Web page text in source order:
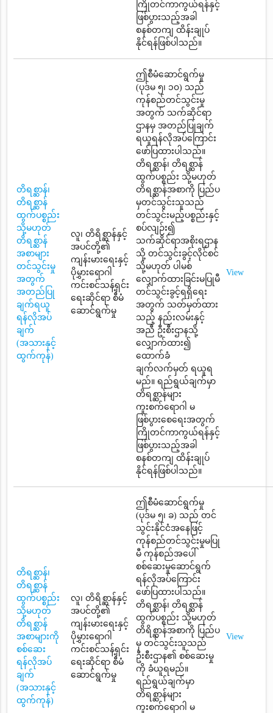
ကြိုတင်ကာကွယ်ရန်နှင့်
ဖြစ်ပွားသည့်အခါ
စနစ်တကျ ထိန်းချုပ်
နိုင်ရန်ဖြစ်ပါသည်။
တိရစ္ဆာန်၊
တိရစ္ဆာန်
ထွက်ပစ္စည်း
သို့မဟုတ်
တိရစ္ဆာန်
အစာများ
တင်သွင်းမှု
အတွက်
အတည်ပြု
ချက်ရယူ
ရန်လိုအပ်
ချက်
(အသားနှင့်
ထွက်ကုန်)
လူ၊ တိရိစ္ဆာန်နှင့်
အပင်တို့၏
ကျန်းမားရေးနှင့်
ပိုမွှားရောဂါ
ကင်းစင်သန့်ရှင်း
ရေးဆိုင်ရာ စီမံ
ဆောင်ရွက်မှု
ဤစီမံဆောင်ရွက်မှု
(ပုဒ်မ ၅၊ ၁၀) သည်
ကုန်စည်တင်သွင်းမှု
အတွက် သက်ဆိုင်ရာ
ဌာနမှ အတည်ပြုချက်
ရယူရန်လိုအပ်ကြောင်း
ဖော်ပြထားပါသည်။
တိရစ္ဆာန်၊ တိရစ္ဆာန်
ထွက်ပစ္စည်း သို့မဟုတ်
တိရစ္ဆာန်အစာကို ပြည်ပ
မှတင်သွင်းသူသည်
တင်သွင်းမည့်ပစ္စည်းနှင့်
စပ်လျဉ်း၍
သက်ဆိုင်ရာအစိုးရဌာန
သို့ တင်သွင်းခွင့်လိုင်စင်
သို့မဟုတ် ပါမစ်
လျှောက်ထားခြင်းမပြုမီ
တင်သွင်းခွင့်ရရှိရေး
အတွက် သတ်မှတ်ထား
သည့် နည်းလမ်းနှင့်
အညီ ဦးစီးဌာနသို့
လျှောက်ထား၍
ထောက်ခံ
ချက်လက်မှတ် ရယူရ
မည်။ ရည်ရွယ်ချက်မှာ
တိရစ္ဆာန်များ
ကူးစက်ရောဂါ မ
ဖြစ်ပွားစေရေးအတွက်
ကြိုတင်ကာကွယ်ရန်နှင့်
ဖြစ်ပွားသည့်အခါ
စနစ်တကျ ထိန်းချုပ်
နိုင်ရန်ဖြစ်ပါသည်။
View
တိရစ္ဆာန်၊
တိရစ္ဆာန်
ထွက်ပစ္စည်း
သို့မဟုတ်
တိရစ္ဆာန်
အစာများကို
စစ်ဆေး
ရန်လိုအပ်
ချက်
(အသားနှင့်
ထွက်ကုန်)
လူ၊ တိရိစ္ဆာန်နှင့်
အပင်တို့၏
ကျန်းမားရေးနှင့်
ပိုမွှားရောဂါ
ကင်းစင်သန့်ရှင်း
ရေးဆိုင်ရာ စီမံ
ဆောင်ရွက်မှု
ဤစီမံဆောင်ရွက်မှု
(ပုဒ်မ ၅၊ ခ) သည် တင်
သွင်းနိုင်ငံအနေဖြင့်
ကုန်စည်တင်သွင်းမှုမပြု
မီ ကုန်စည်အပေါ်
စစ်ဆေးမှုဆောင်ရွက်
ရန်လိုအပ်ကြောင်း
ဖော်ပြထားပါသည်။
တိရစ္ဆာန်၊ တိရစ္ဆာန်
ထွက်ပစ္စည်း သို့မဟုတ်
တိရိစ္ဆာန်အစာကို ပြည်ပ
မှ တင်သွင်းသူသည်
ဦးစီးဌာန၏ စစ်ဆေးမှု
ကို ခံယူရမည်။
ရည်ရွယ်ချက်မှာ
တိရစ္ဆာန်များ
ကူးစက်ရောဂါ မ
View